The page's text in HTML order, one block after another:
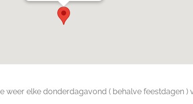
weer elke donderdagavond ( behalve feestdagen )